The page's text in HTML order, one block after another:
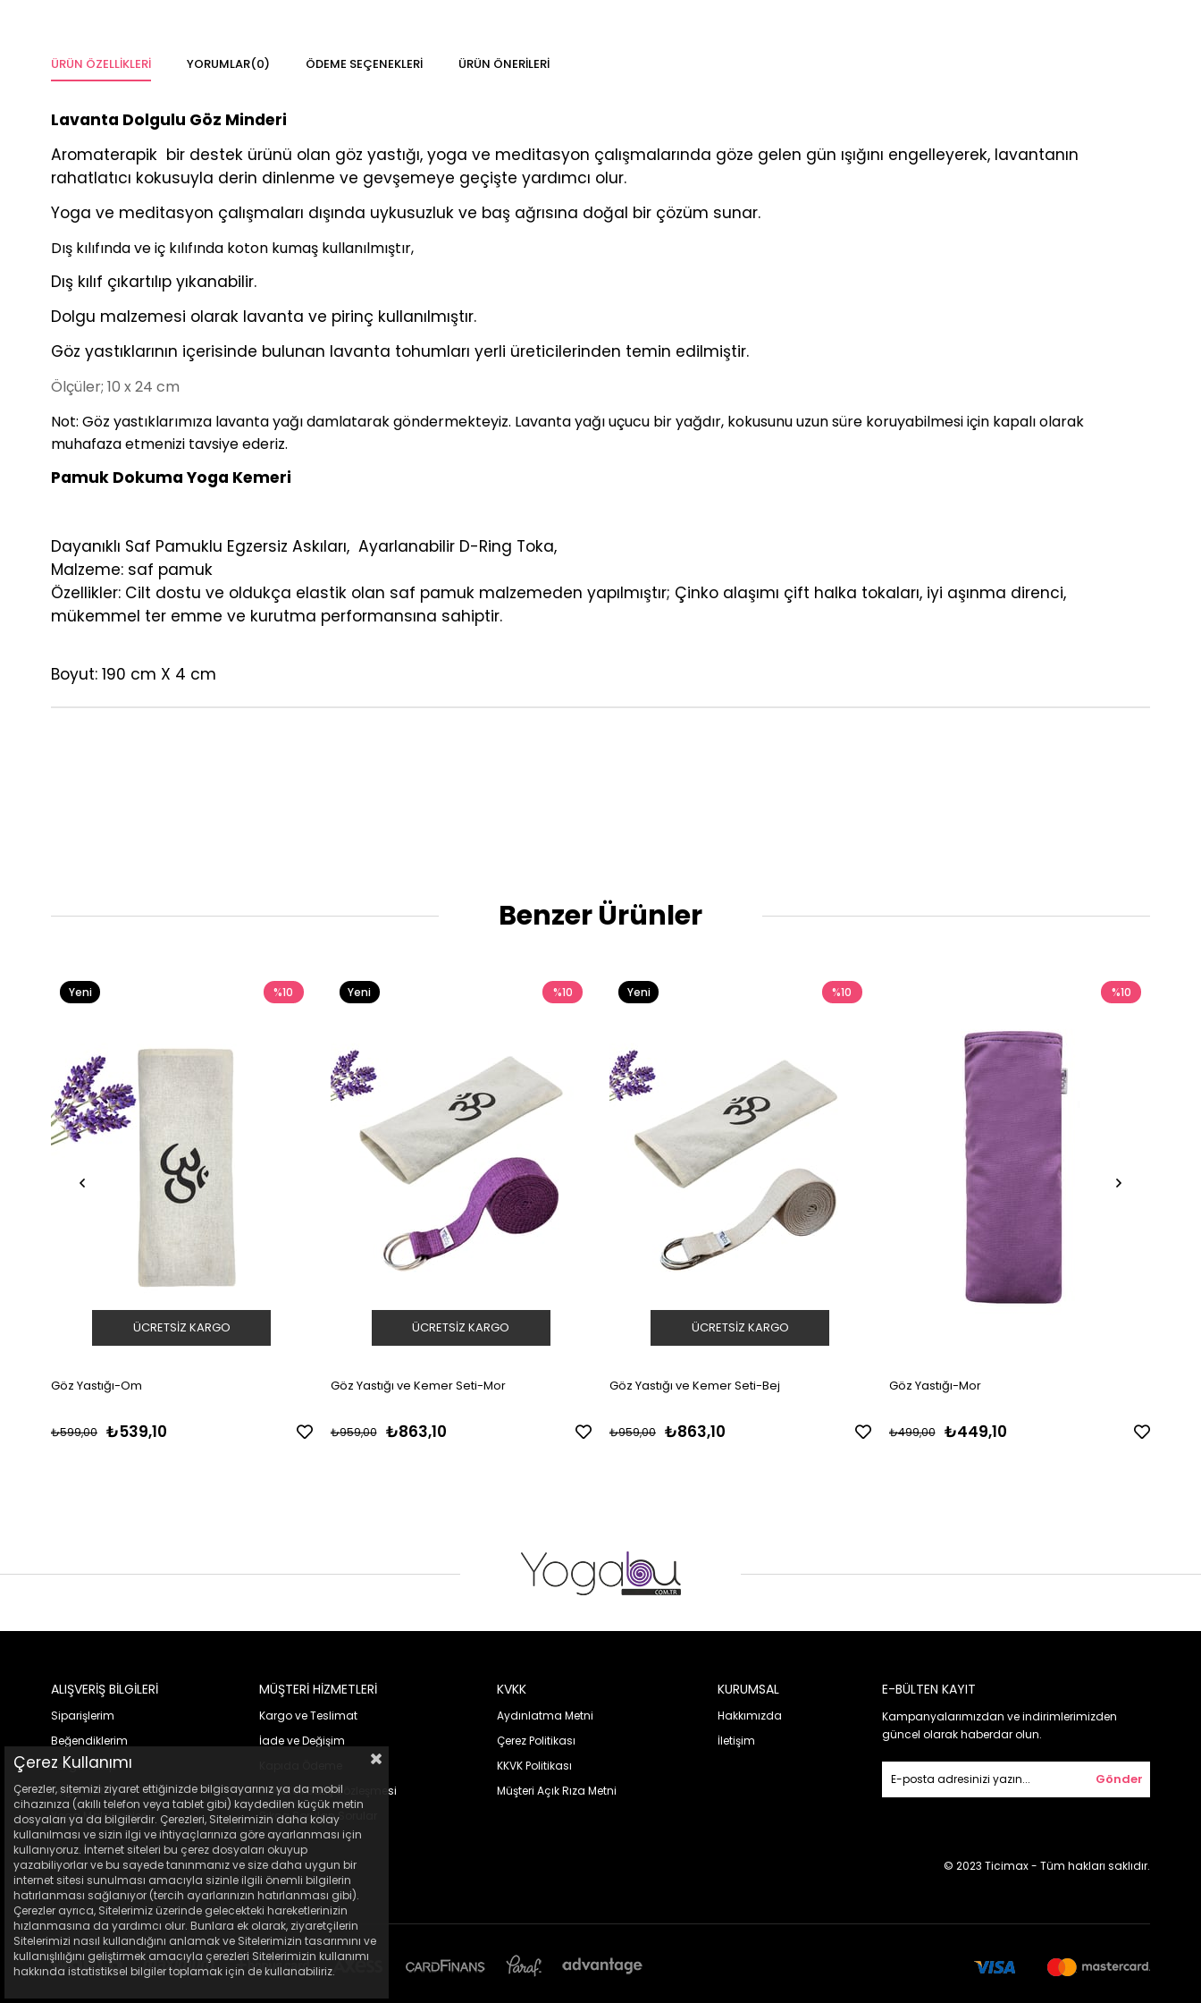
ÜRÜN ÖZELLIKLERI YORUMLAR(0) ÖDEME SEÇENEKLERI ÜRÜN ÖNERILERI
Lavanta Dolgulu Göz Minderi
Aromaterapik bir destek ürünü olan göz yastığı, yoga ve meditasyon çalışmalarında göze gelen gün ışığını engelleyerek, lavantanın
rahatlatıcı kokusuyla derin dinlenme ve gevşemeye geçişte yardımcı olur.
Yoga ve meditasyon çalışmaları dışında uykusuzluk ve baş ağrısına doğal bir çözüm sunar.
Dış kılıfında ve iç kılıfında koton kumaş kullanılmıştır,
Dış kılıf çıkartılıp yıkanabilir.
Dolgu malzemesi olarak lavanta ve pirinç kullanılmıştır.
Göz yastıklarının içerisinde bulunan lavanta tohumları yerli üreticilerinden temin edilmiştir.
Ölçüler; 10 x 24 cm
Not: Göz yastıklarımıza lavanta yağı damlatarak göndermekteyiz. Lavanta yağı uçucu bir yağdır, kokusunu uzun süre koruyabilmesi için kapalı olarak
muhafaza etmenizi tavsiye ederiz.
Pamuk Dokuma Yoga Kemeri
Dayanıklı Saf Pamuklu Egzersiz Askıları, Ayarlanabilir D-Ring Toka,
Malzeme: saf pamuk
Özellikler: Cilt dostu ve oldukça elastik olan saf pamuk malzemeden yapılmıştır; Çinko alaşımı çift halka tokaları, iyi aşınma direnci,
mükemmel ter emme ve kurutma performansına sahiptir.
Boyut: 190 cm X 4 cm
Benzer Ürünler
Göz Yastığı-Om
₺539,10
₺599,00
%10
ÜCRETSIZ KARGO
Yeni
Göz Yastığı ve Kemer Seti-Mor
₺863,10
₺959,00
%10
ÜCRETSIZ KARGO
Yeni
Göz Yastığı ve Kemer Seti-Bej
₺863,10
₺959,00
%10
ÜCRETSIZ KARGO
Yeni
Göz Yastığı-Mor
₺449,10
₺499,00
%10
ALIŞVERİŞ BİLGİLERİ
Siparişlerim
Beğendiklerim
Kargo Takip
Yoga Matı
Yoga Malzemeleri
MÜŞTERİ HİZMETLERİ
Kargo ve Teslimat
İade ve Değişim
Mesafeli Satış Sözleşmesi
Sıkça Sorulan Sorular
KVKK
Aydınlatma Metni
Çerez Politikası
KKVK Politikası
Müşteri Açık Rıza Metni
KURUMSAL
Hakkımızda
İletişim
E-BÜLTEN KAYIT
Kampanyalarımızdan ve indirimlerimizden
güncel olarak haberdar olun.
Gönder
© 2023 Ticimax - Tüm hakları saklıdır.
Çerez Kullanımı
Çerezler, sitemizi ziyaret ettiğinizde bilgisayarınız ya da mobil
cihazınıza (akıllı telefon veya tablet gibi) kaydedilen küçük metin
dosyaları ya da bilgilerdir. Çerezleri, Sitelerimizin daha kolay
kullanılması ve sizin ilgi ve ihtiyaçlarınıza göre ayarlanması için
kullanıyoruz. İnternet siteleri bu çerez dosyaları okuyup
yazabiliyorlar ve bu sayede tanınmanız ve size daha uygun bir
internet sitesi sunulması amacıyla sizinle ilgili önemli bilgilerin
hatırlanması sağlanıyor (tercih ayarlarınızın hatırlanması gibi).
Çerezler ayrıca, Sitelerimiz üzerinde gelecekteki hareketlerinizin
hızlanmasına da yardımcı olur. Bunlara ek olarak, ziyaretçilerin
Sitelerimizi nasıl kullandığını anlamak ve Sitelerimizin tasarımını ve
kullanışlılığını geliştirmek amacıyla çerezleri Sitelerimizin kullanımı
hakkında istatistiksel bilgiler toplamak için de kullanabiliriz.